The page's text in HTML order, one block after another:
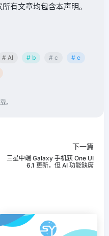
有文章均包含本声明。
# AI # b # c
# e
。
下一篇
三星中端 Galaxy 手机获 One UI
6.1 更新，但 AI 功能缺席